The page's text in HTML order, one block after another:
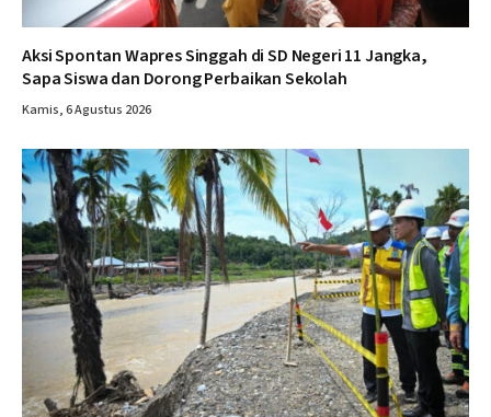
Aksi Spontan Wapres Singgah di SD Negeri 11 Jangka,
Sapa Siswa dan Dorong Perbaikan Sekolah
Kamis, 6 Agustus 2026